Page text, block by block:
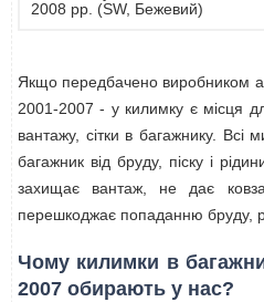
2008 рр. (SW, Бежевий)
Якщо передбачено виробником
2001-2007 - у килимку є місця
вантажу, сітки в багажнику. Всі
багажник від бруду, піску і
захищає вантаж, не дає
перешкоджає попаданню бруду,
Чому килимки в
2007 обирають у нас?